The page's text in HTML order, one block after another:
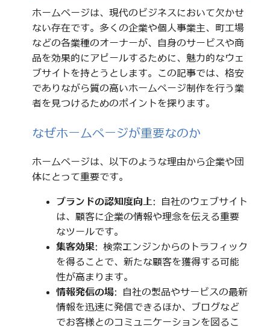
ホームページは、現代のビジネスにおいて欠かせ
ない存在です。多くの企業や個人事業主、町工場
などの各業種のオーナーが、自身のサービスや商
品を効果的にアピールするために、魅力的なウェ
ブサイトを持とうとします。この記事では、格安
でありながら質の高いホームページ制作を行う業
者を見つけるためのポイントを探ります。
なぜホームページが重要なのか
ホームページは、以下のような理由から企業や団
体にとって重要です。
ブランドの認知度向上: 自社のウェブサイト
は、顧客に企業の情報や理念を伝える重要
なツールです。
集客効果: 検索エンジンからのトラフィック
を得ることで、新たな顧客を獲得する可能
性が高まります。
情報発信の場: 自社の製品やサービスの最新
情報を迅速に発信できるほか、ブログなど
でお客様とのコミュニケーションを図るこ